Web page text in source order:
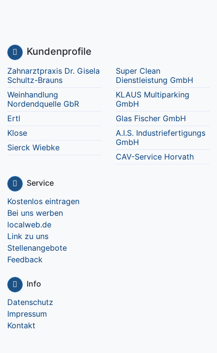
Kundenprofile
Zahnarztpraxis Dr. Gisela
Schultz-Brauns
Weinhandlung
Nordendquelle GbR
Ertl
Klose
Sierck Wiebke
Super Clean
Dienstleistung GmbH
KLAUS Multiparking
GmbH
Glas Fischer GmbH
A.I.S. Industriefertigungs
GmbH
CAV-Service Horvath
Service
Kostenlos eintragen
Bei uns werben
localweb.de
Link zu uns
Stellenangebote
Feedback
Info
Datenschutz
Impressum
Kontakt